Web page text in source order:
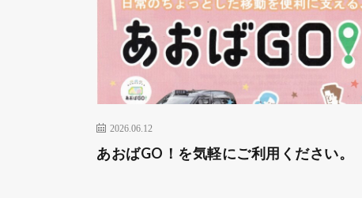
2026.06.12
あおばGO！を気軽にご利用ください。